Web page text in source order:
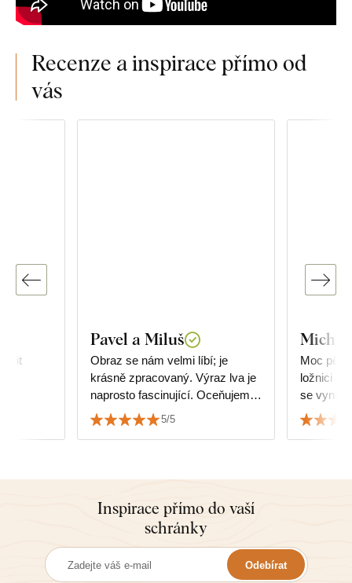
Recenze a inspirace přímo od
vás
Pavel a Miluš
Obraz se nám velmi líbí; je
krásně zpracovaný. Výraz lva je
naprosto fascinující. Oceňujeme
též rychlost dodání a preciznost
zabalení.
5/5
Michal
Moc
ložnici
se
se
3D
nákup.
Inspirace přímo do vaší
schránky
Odebírat